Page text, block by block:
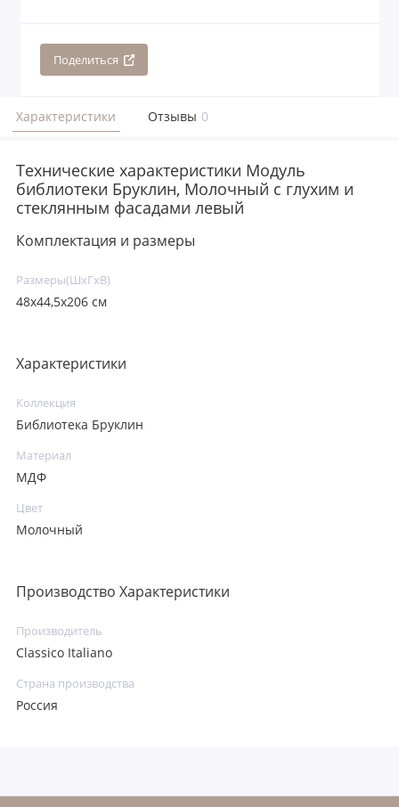
Поделиться
Характеристики Отзывы 0
Технические характеристики Модуль
библиотеки Бруклин, Молочный с глухим и
стеклянным фасадами левый
Комплектация и размеры
Размеры(ШxГxВ)
48х44,5х206 см
Характеристики
Коллекция
Библиотека Бруклин
Материал
МДФ
Цвет
Молочный
Производство Характеристики
Производитель
Classico Italiano
Страна производства
Россия